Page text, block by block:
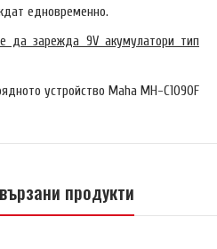
едновременно.
да зарежда 9V акумулатори тип
устройство Maha MH-C1090F
продукти